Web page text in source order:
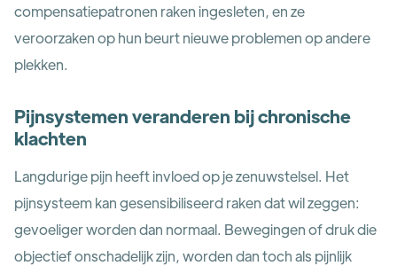
compensatiepatronen raken ingesleten, en ze
veroorzaken op hun beurt nieuwe problemen op andere
plekken.
Pijnsystemen veranderen bij chronische
klachten
Langdurige pijn heeft invloed op je zenuwstelsel. Het
pijnsysteem kan gesensibiliseerd raken dat wil zeggen:
gevoeliger worden dan normaal. Bewegingen of druk die
objectief onschadelijk zijn, worden dan toch als pijnlijk